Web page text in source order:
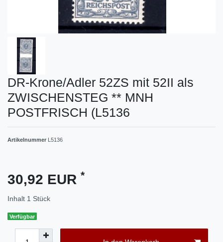
DR-Krone/Adler 52ZS mit 52II als
ZWISCHENSTEG ** MNH
POSTFRISCH (L5136
Artikelnummer L5136
30,92 EUR *
Inhalt 1 Stück
Verfügbar